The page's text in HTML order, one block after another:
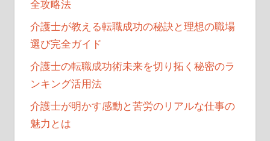
全攻略法
介護士が教える転職成功の秘訣と理想の職場
選び完全ガイド
介護士の転職成功術未来を切り拓く秘密のラ
ンキング活用法
介護士が明かす感動と苦労のリアルな仕事の
魅力とは